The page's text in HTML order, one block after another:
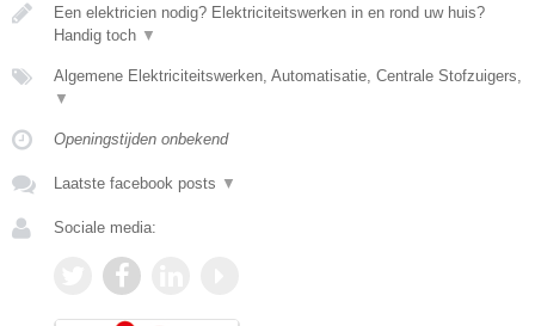
Een elektricien nodig? Elektriciteitswerken in en rond uw huis?
Handig toch ▼
Algemene Elektriciteitswerken, Automatisatie, Centrale Stofzuigers,
▼
Openingstijden onbekend
Laatste facebook posts ▼
Sociale media: